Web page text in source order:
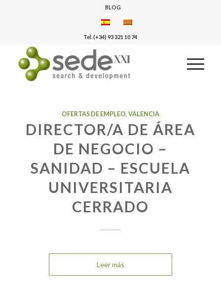
BLOG
Tel. (+34) 93 321 10 74
OFERTAS DE EMPLEO, VALENCIA
DIRECTOR/A DE ÁREA
DE NEGOCIO –
SANIDAD – ESCUELA
UNIVERSITARIA
CERRADO
Leer más